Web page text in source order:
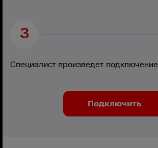
3
Специалист произведет подключение
Подключить